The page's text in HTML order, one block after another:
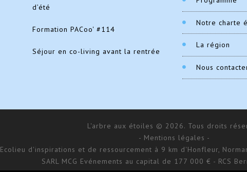
d’été
Formation PACoo' #114
Séjour en co-living avant la rentrée
Notre charte
La région
Nous
L'arbre aux étoiles © 2026. Tous droits
- Mentions légales -
Ecolieu d'inspirations et de ressourcement à 9 km d'Honfleur,
SARL MCG Evénements au capital de 177 000 € - RCS